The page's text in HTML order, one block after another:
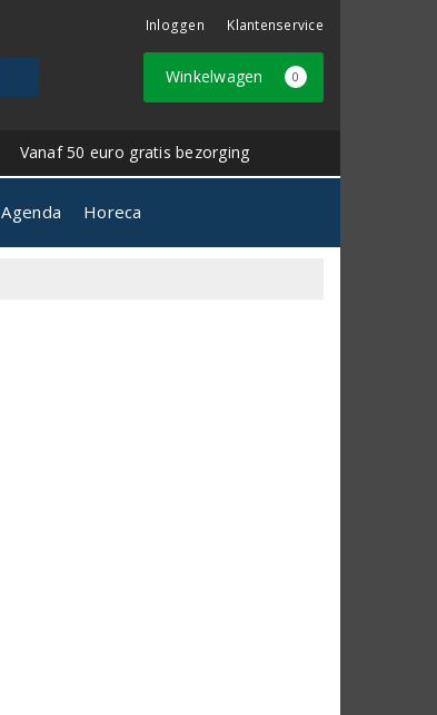
Inloggen Klantenservice
Winkelwagen 0
Vanaf 50 euro gratis bezorging
Agenda Horeca